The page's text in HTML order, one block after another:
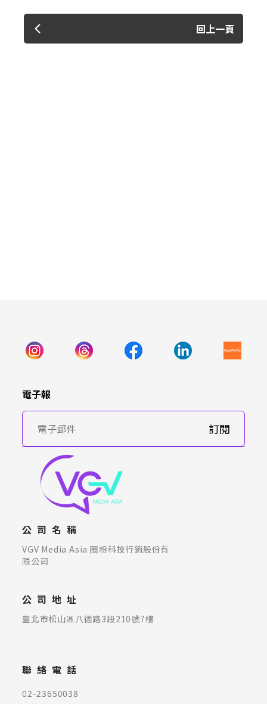
回上一頁
電子報
訂閱
公司名稱
VGV Media Asia 圈粉科技行銷股份有
限公司
公司地址
臺北市松山區八德路3段210號7樓
聯絡電話
02-23650038